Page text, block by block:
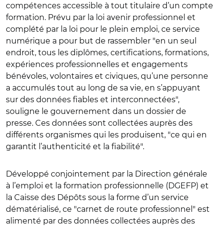
compétences accessible à tout titulaire d’un compte
formation. Prévu par la loi avenir professionnel et
complété par la loi pour le plein emploi, ce service
numérique a pour but de rassembler "en un seul
endroit, tous les diplômes, certifications, formations,
expériences professionnelles et engagements
bénévoles, volontaires et civiques, qu’une personne
a accumulés tout au long de sa vie, en s’appuyant
sur des données fiables et interconnectées",
souligne le gouvernement dans un dossier de
presse. Ces données sont collectées auprès des
différents organismes qui les produisent, "ce qui en
garantit l’authenticité et la fiabilité".
Développé conjointement par la Direction générale
à l’emploi et la formation professionnelle (DGEFP) et
la Caisse des Dépôts sous la forme d’un service
dématérialisé, ce "carnet de route professionnel" est
alimenté par des données collectées auprès des